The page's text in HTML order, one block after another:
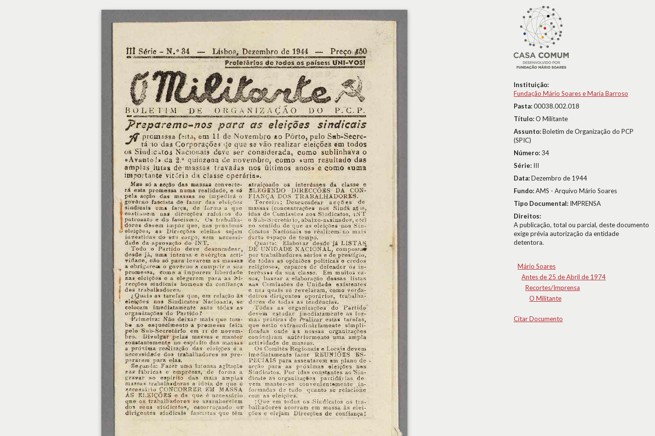
Instituição:
Fundação Mário Soares e Maria Barroso
Pasta:00038.002.018
Título:O Militante
Assunto:Boletim de Organização do PCP
(SPIC)
Número:34
Série: III
Data:Dezembro de 1944
Fundo:AMS - Arquivo Mário Soares
Tipo Documental: IMPRENSA
Direitos:
A publicação, total ou parcial, deste documento
exige prévia autorização da entidade
detentora.
Mário Soares
Antes de 25 de Abril de 1974
Recortes/Imprensa
O Militante
Citar Documento